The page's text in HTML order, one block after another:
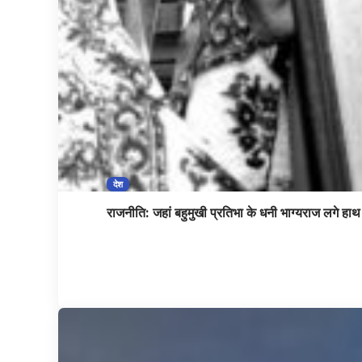
देश
राजनीति: जहां बहुमुखी प्रतिभा के धनी भाग्यराज लगे